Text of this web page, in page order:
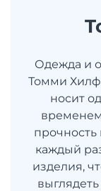
Одежда и
Томми
носит
прочность
каждый
изделия,